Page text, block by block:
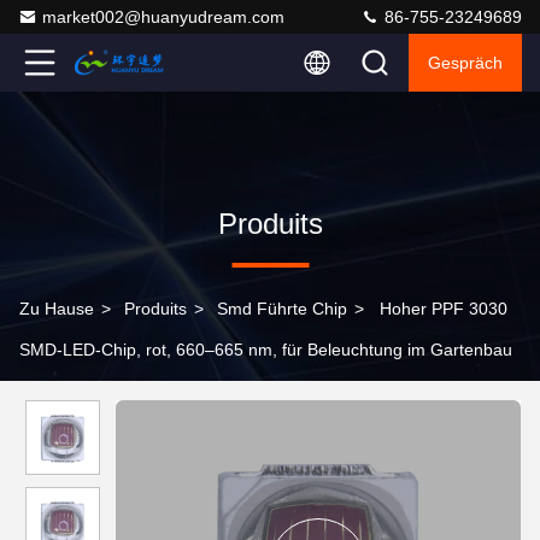
market002@huanyudream.com 86-755-23249689
Gespräch
Produits
Zu Hause > Produits > Smd Führte Chip > Hoher PPF 3030
SMD-LED-Chip, rot, 660–665 nm, für Beleuchtung im Gartenbau